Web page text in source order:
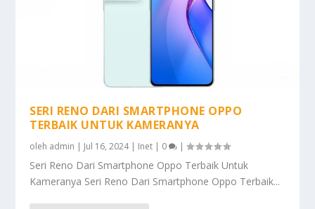
SERI RENO DARI SMARTPHONE OPPO
TERBAIK UNTUK KAMERANYA
oleh admin | Jul 16, 2024| Inet | 0 |
Seri Reno Dari Smartphone Oppo Terbaik Untuk
Kameranya Seri Reno Dari Smartphone Oppo Terbaik...